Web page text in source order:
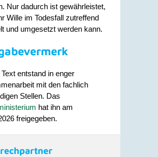
Nur dadurch ist gewährleistet,
Wille im Todesfall zutreffend
und umgesetzt werden kann.
entstand in enger
mit den fachlich
Stellen. Das
hat ihn am
freigegeben.